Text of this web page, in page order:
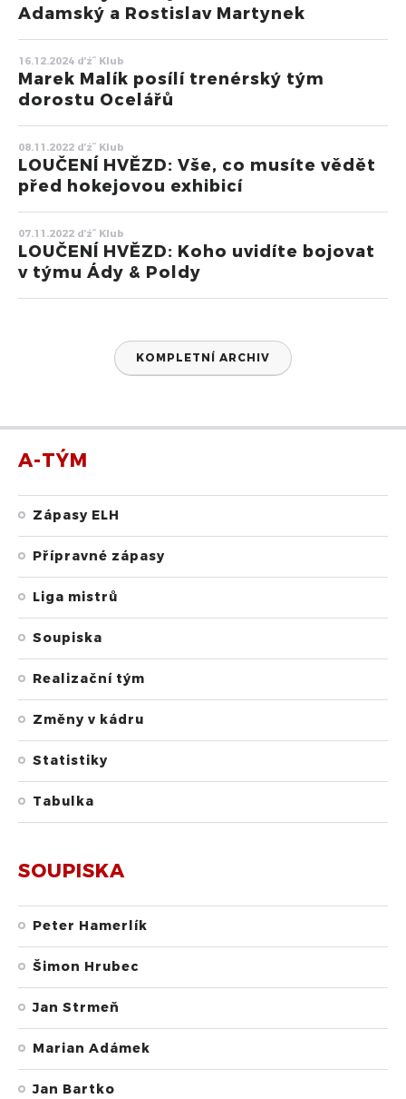
Adamský a Rostislav Martynek
16.12.2024 ďż˝ Klub
Marek Malík posílí trenérský tým
dorostu Ocelářů
08.11.2022 ďż˝ Klub
LOUČENÍ HVĚZD: Vše, co musíte vědět
před hokejovou exhibicí
07.11.2022 ďż˝ Klub
LOUČENÍ HVĚZD: Koho uvidíte bojovat
v týmu Ády & Poldy
KOMPLETNÍ ARCHIV
A-TÝM
Zápasy ELH
Přípravné zápasy
Liga mistrů
Soupiska
Realizační tým
Změny v kádru
Statistiky
Tabulka
SOUPISKA
Peter Hamerlík
Šimon Hrubec
Jan Strmeň
Marian Adámek
Jan Bartko